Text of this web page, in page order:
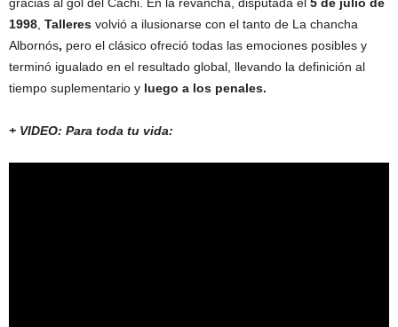
1998 Talleres volvió a ilusionarse con el tanto de La chancha
Albornós, pero el clásico ofreció todas las emociones posibles y
terminó igualado en el resultado global, llevando la definición al
tiempo suplementario y luego a los penales.
+ VIDEO: Para toda tu vida: